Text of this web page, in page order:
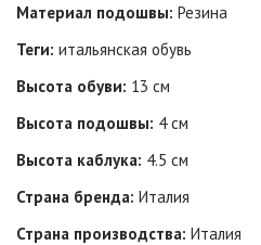
Материал подошвы: Резина
Теги: итальянская обувь
Высота обуви: 13 см
Высота подошвы: 4 см
Высота каблука: 4.5 см
Страна бренда: Италия
Страна производства: Италия